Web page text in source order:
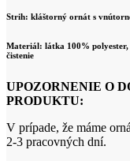
Strih: kláštorný ornát s
Materiál: látka 100%
čistenie
UPOZORNENIE O
PRODUKTU:
V prípade, že máme
2-3 pracovných dní.